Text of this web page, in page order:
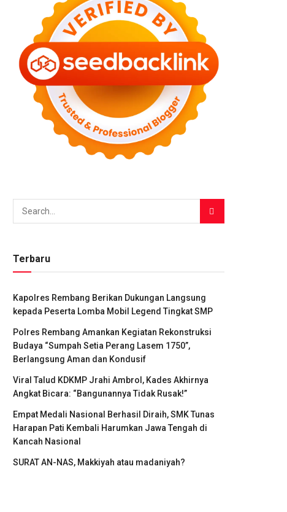
Terbaru
Kapolres Rembang Berikan Dukungan Langsung
kepada Peserta Lomba Mobil Legend Tingkat SMP
Polres Rembang Amankan Kegiatan Rekonstruksi
Budaya “Sumpah Setia Perang Lasem 1750”,
Berlangsung Aman dan Kondusif
Viral Talud KDKMP Jrahi Ambrol, Kades Akhirnya
Angkat Bicara: “Bangunannya Tidak Rusak!”
Empat Medali Nasional Berhasil Diraih, SMK Tunas
Harapan Pati Kembali Harumkan Jawa Tengah di
Kancah Nasional
SURAT AN-NAS, Makkiyah atau madaniyah?